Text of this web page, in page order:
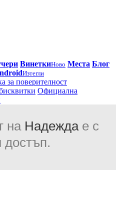
ВинеткиНово Места Блог
Изтегли
за поверителност
Официална
на Надеждае с
достъп.